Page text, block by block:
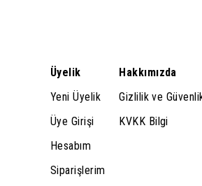
Üyelik
Yeni Üyelik
Üye Girişi
Hesabım
Siparişlerim
Hakkımızda
Gizlilik ve
KVKK Bilgi